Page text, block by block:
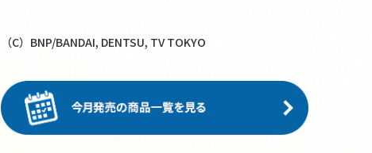
（C）BNP/BANDAI, DENTSU, TV TOKYO